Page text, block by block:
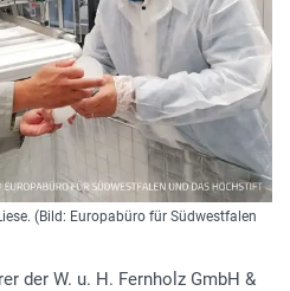
(Bild: Europabüro für Südwestfalen
der W. u. H. Fernholz GmbH &